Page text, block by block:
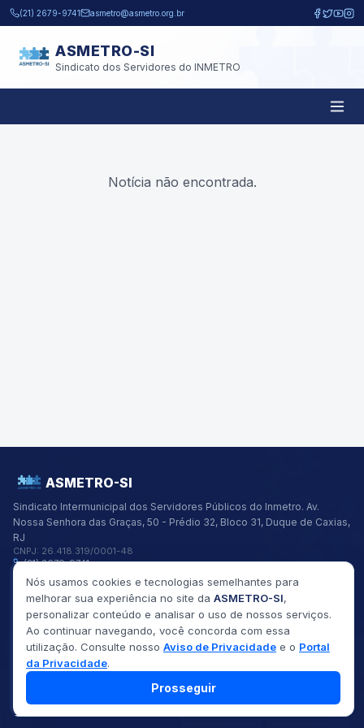
Pular para o conteúdo principal
(21) 2679-9741 asmetro@asmetro.org.br
ASMETRO-SI
Sindicato dos Servidores do INMETRO
Notícia não encontrada.
ASMETRO-SI
Sindicato Intermunicipal dos Servidores Públicos do Inmetro. Av.
Nossa Senhora das Graças, 50 - Prédio 32, Bloco 31, Duque de Caxias,
RJ
CNPJ: 26.418.319/0001-48
(21) 2679-9741
asmetro@asmetro.org.br
Links Rápidos
Institucional
Gestão
Saúde
Convênios
Fóruns
Seus Direitos
2026 ASMETRO-SI
Todos os direitos reservados
Nós usamos cookies e tecnologias semelhantes para
melhorar sua experiência no site da ASMETRO-SI,
personalizar conteúdo e analisar o uso de nossos serviços.
Ao continuar navegando, você concorda com essa
utilização. Consulte nosso Aviso de Privacidade e o Portal
da Privacidade.
Prosseguir